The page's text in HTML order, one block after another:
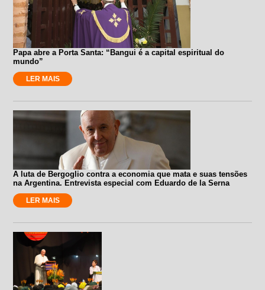
Papa abre a Porta Santa: “Bangui é a capital espiritual do
mundo”
LER MAIS
A luta de Bergoglio contra a economia que mata e suas tensões
na Argentina. Entrevista especial com Eduardo de la Serna
LER MAIS